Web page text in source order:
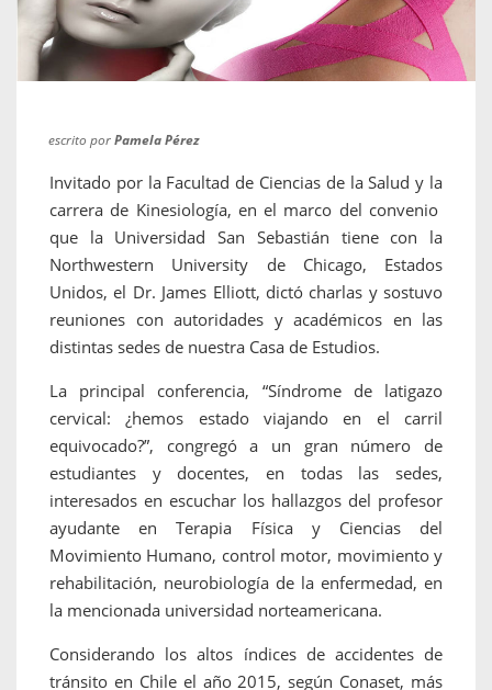
escrito porPamela Pérez
Invitado por la Facultad de Ciencias de la Salud y la
carrera de Kinesiología, en el marco del convenio
que la Universidad San Sebastián tiene con la
Northwestern University de Chicago, Estados
Unidos, el Dr. James Elliott, dictó charlas y sostuvo
reuniones con autoridades y académicos en las
distintas sedes de nuestra Casa de Estudios.
La principal conferencia, “Síndrome de latigazo
cervical: ¿hemos estado viajando en el carril
equivocado?”, congregó a un gran número de
estudiantes y docentes, en todas las sedes,
interesados en escuchar los hallazgos del profesor
ayudante en Terapia Física y Ciencias del
Movimiento Humano, control motor, movimiento y
rehabilitación, neurobiología de la enfermedad, en
la mencionada universidad norteamericana.
Considerando los altos índices de accidentes de
tránsito en Chile el año 2015, según Conaset, más